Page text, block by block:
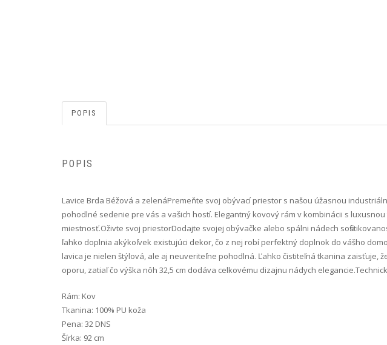
POPIS
POPIS
Lavice Brda Béžová a zelená Premeňte svoj obývací priestor s našou úžasnou
pohodlné sedenie pre vás a vašich hostí. Elegantný kovový rám v kombinácii s
miestnosť.Oživte svoj priestorDodajte svojej obývačke alebo spálni nádech
ľahko doplnia akýkoľvek existujúci dekor, čo z nej robí perfektný doplnok do vášho
lavica je nielen štýlová, ale aj neuveriteľne pohodlná. Ľahko čistiteľná tkanina
oporu, zatiaľ čo výška nôh 32,5 cm dodáva celkovému dizajnu nádych
Rám: Kov
Tkanina: 100% PU koža
Pena: 32 DNS
Šírka: 92 cm